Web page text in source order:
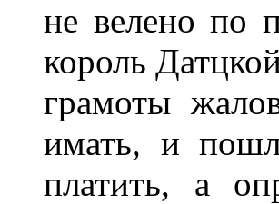
не велено по
король
грамоты
имать, и
платить, а